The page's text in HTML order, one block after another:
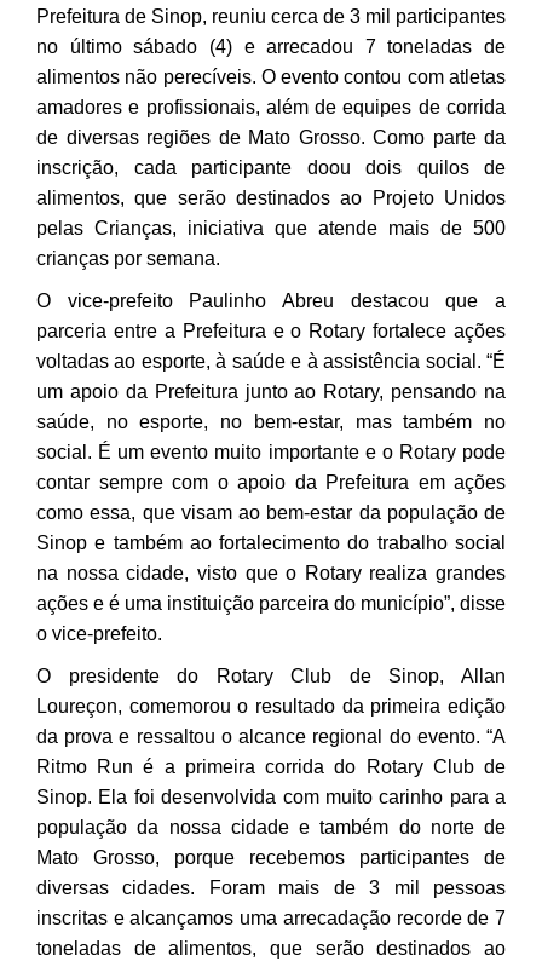
Prefeitura de Sinop, reuniu cerca de 3 mil participantes
no último sábado (4) e arrecadou 7 toneladas de
alimentos não perecíveis. O evento contou com atletas
amadores e profissionais, além de equipes de corrida
de diversas regiões de Mato Grosso. Como parte da
inscrição, cada participante doou dois quilos de
alimentos, que serão destinados ao Projeto Unidos
pelas Crianças, iniciativa que atende mais de 500
crianças por semana.
O vice-prefeito Paulinho Abreu destacou que a
parceria entre a Prefeitura e o Rotary fortalece ações
voltadas ao esporte, à saúde e à assistência social. “É
um apoio da Prefeitura junto ao Rotary, pensando na
saúde, no esporte, no bem-estar, mas também no
social. É um evento muito importante e o Rotary pode
contar sempre com o apoio da Prefeitura em ações
como essa, que visam ao bem-estar da população de
Sinop e também ao fortalecimento do trabalho social
na nossa cidade, visto que o Rotary realiza grandes
ações e é uma instituição parceira do município”, disse
o vice-prefeito.
O presidente do Rotary Club de Sinop, Allan
Loureçon, comemorou o resultado da primeira edição
da prova e ressaltou o alcance regional do evento. “A
Ritmo Run é a primeira corrida do Rotary Club de
Sinop. Ela foi desenvolvida com muito carinho para a
população da nossa cidade e também do norte de
Mato Grosso, porque recebemos participantes de
diversas cidades. Foram mais de 3 mil pessoas
inscritas e alcançamos uma arrecadação recorde de 7
toneladas de alimentos, que serão destinados ao